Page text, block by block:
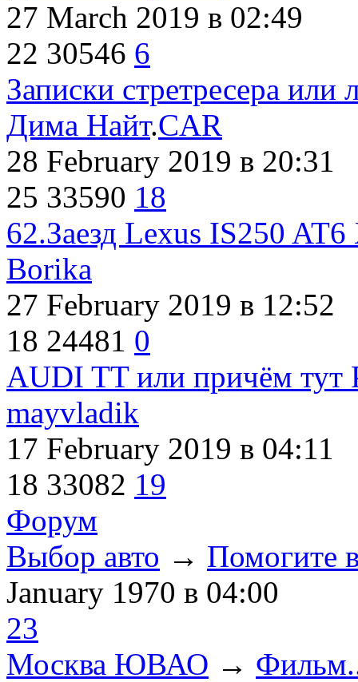
27 March 2019 в 02:49
22 30546 6
Записки стретресера или
Дима Найт.CAR
28 February 2019 в 20:31
25 33590 18
62.Заезд Lexus IS250
Borika
27 February 2019 в 12:52
18 24481 0
AUDI TT или причём тут
mayvladik
17 February 2019 в 04:11
18 33082 19
Форум
Выбор авто → Помогите
January 1970 в 04:00
23
Москва ЮВАО →